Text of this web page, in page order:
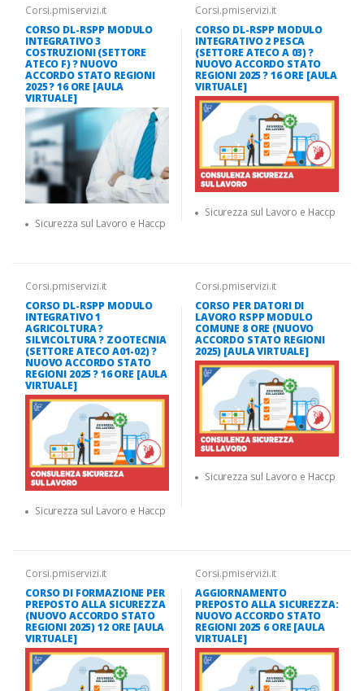
Corsi.pmiservizi.it
CORSO DL-RSPP MODULO
INTEGRATIVO 3
COSTRUZIONI (SETTORE
ATECO F) ? NUOVO
ACCORDO STATO REGIONI
2025 ? 16 ORE [AULA
VIRTUALE]
Sicurezza sul Lavoro e Haccp
Corsi.pmiservizi.it
CORSO DL-RSPP MODULO
INTEGRATIVO 2 PESCA
(SETTORE ATECO A 03) ?
NUOVO ACCORDO STATO
REGIONI 2025 ? 16 ORE [AULA
VIRTUALE]
Sicurezza sul Lavoro e Haccp
Corsi.pmiservizi.it
CORSO DL-RSPP MODULO
INTEGRATIVO 1
AGRICOLTURA ?
SILVICOLTURA ? ZOOTECNIA
(SETTORE ATECO A01-02) ?
NUOVO ACCORDO STATO
REGIONI 2025 ? 16 ORE [AULA
VIRTUALE]
Sicurezza sul Lavoro e Haccp
Corsi.pmiservizi.it
CORSO PER DATORI DI
LAVORO RSPP MODULO
COMUNE 8 ORE (NUOVO
ACCORDO STATO REGIONI
2025) [AULA VIRTUALE]
Sicurezza sul Lavoro e Haccp
Corsi.pmiservizi.it
CORSO DI FORMAZIONE PER
PREPOSTO ALLA SICUREZZA
(NUOVO ACCORDO STATO
REGIONI 2025) 12 ORE [AULA
VIRTUALE]
Corsi.pmiservizi.it
AGGIORNAMENTO
PREPOSTO ALLA SICUREZZA:
NUOVO ACCORDO STATO
REGIONI 2025 6 ORE [AULA
VIRTUALE]